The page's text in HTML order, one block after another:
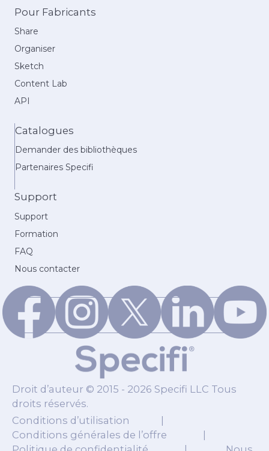
Pour Fabricants
Share
Organiser
Sketch
Content Lab
API
Catalogues
Demander des bibliothèques
Partenaires Specifi
Support
Support
Formation
FAQ
Nous contacter
Droit d’auteur © 2015 - 2026 Specifi LLC Tous
droits réservés.
Conditions d’utilisation |
Conditions générales de l’offre |